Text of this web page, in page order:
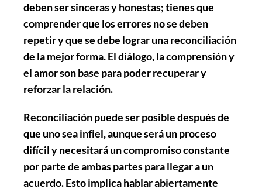
deben ser sinceras y honestas; tienes que
comprender que los errores no se deben
repetiry que se debe lograr una reconciliación
de la mejor forma. Eldiálogo, lacomprensióny
elamorson base para poder recuperar y
reforzar la relación.
Reconciliación puede ser posible después de
que uno sea infiel, aunque será un proceso
difícil y necesitará un compromiso constante
por parte de ambas partes para llegar a un
acuerdo. Esto implica hablar abiertamente